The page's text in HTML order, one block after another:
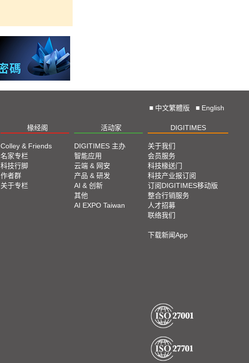
■ 中文繁體版 ■ English
椽经阁 活动家 DIGITIMES
Colley & Friends
名家专栏
科技行脚
作者群
关于专栏
DIGITIMES 主办
智能应用
云端 & 网安
产品 & 研发
AI & 创新
其他
AI EXPO Taiwan
关于我们
会员服务
科技椽送门
科技产业报订阅
订阅DIGITIMES移动版
整合行销服务
人才招募
联络我们
下载新闻App